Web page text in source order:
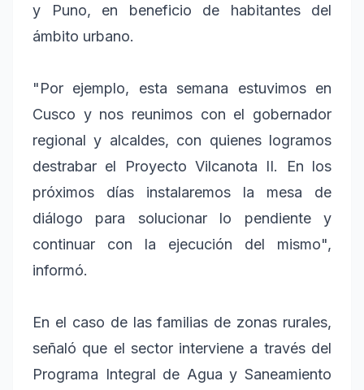
y Puno, en beneficio de habitantes del
ámbito urbano.
"Por ejemplo, esta semana estuvimos en
Cusco y nos reunimos con el gobernador
regional y alcaldes, con quienes logramos
destrabar el Proyecto Vilcanota II. En los
próximos días instalaremos la mesa de
diálogo para solucionar lo pendiente y
continuar con la ejecución del mismo",
informó.
En el caso de las familias de zonas rurales,
señaló que el sector interviene a través del
Programa Integral de Agua y Saneamiento